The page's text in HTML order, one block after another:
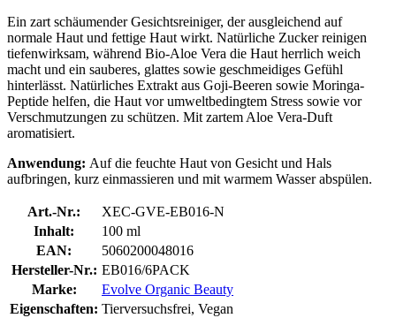
Ein zart schäumender Gesichtsreiniger, der ausgleichend auf
normale Haut und fettige Haut wirkt. Natürliche Zucker reinigen
tiefenwirksam, während Bio-Aloe Vera die Haut herrlich weich
macht und ein sauberes, glattes sowie geschmeidiges Gefühl
hinterlässt. Natürliches Extrakt aus Goji-Beeren sowie Moringa-
Peptide helfen, die Haut vor umweltbedingtem Stress sowie vor
Verschmutzungen zu schützen. Mit zartem Aloe Vera-Duft
aromatisiert.
Anwendung: Auf die feuchte Haut von Gesicht und Hals
aufbringen, kurz einmassieren und mit warmem Wasser abspülen.
Art.-Nr.:
XEC-GVE-EB016-N
Inhalt:
100 ml
EAN:
5060200048016
Hersteller-Nr.: EB016/6PACK
Marke:
Evolve Organic Beauty
Eigenschaften: Tierversuchsfrei, Vegan